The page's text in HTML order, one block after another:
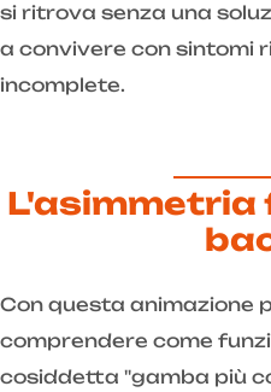
si ritrova senza una
a convivere con sintomi
incomplete.
L'asimmetria
Con questa animazione
comprendere come
cosiddetta "gamba più